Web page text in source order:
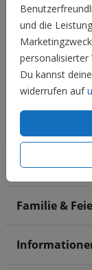
und die
personalisierter
Du kannst
widerrufen auf
Hochzeit
Familie &